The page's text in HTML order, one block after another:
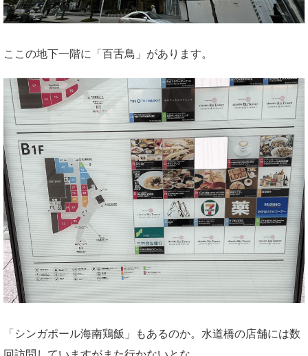
ここの地下一階に「百舌鳥」があります。
「シンガポール海南鶏飯」もあるのか。水道橋の店舗には数